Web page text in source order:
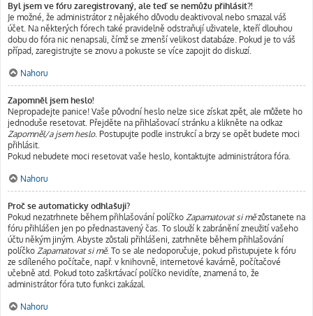
Byl jsem ve fóru zaregistrovaný, ale teď se nemůžu přihlásit?!
Je možné, že administrátor z nějakého důvodu deaktivoval nebo smazal váš
účet. Na některých fórech také pravidelně odstraňují uživatele, kteří dlouhou
dobu do fóra nic nenapsali, čímž se zmenší velikost databáze. Pokud je to váš
případ, zaregistrujte se znovu a pokuste se více zapojit do diskuzí.
Nahoru
Zapomněl jsem heslo!
Nepropadejte panice! Vaše původní heslo nelze sice získat zpět, ale můžete ho
jednoduše resetovat. Přejděte na přihlašovací stránku a klikněte na odkaz
Zapomněl/a jsem heslo. Postupujte podle instrukcí a brzy se opět budete moci
přihlásit.
Pokud nebudete moci resetovat vaše heslo, kontaktujte administrátora fóra.
Nahoru
Proč se automaticky odhlašuji?
Pokud nezatrhnete během přihlašování políčko Zapamatovat si mězůstanete na
fóru přihlášen jen po přednastavený čas. To slouží k zabránění zneužití vašeho
účtu někým jiným. Abyste zůstali přihlášeni, zatrhněte během přihlašování
políčko Zapamatovat si mě. To se ale nedoporučuje, pokud přistupujete k fóru
ze sdíleného počítače, např. v knihovně, internetové kavárně, počítačové
učebně atd. Pokud toto zaškrtávací políčko nevidíte, znamená to, že
administrátor fóra tuto funkci zakázal.
Nahoru